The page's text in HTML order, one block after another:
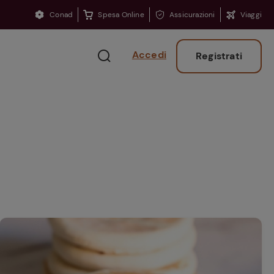
Conad Spesa Online Assicurazioni Viaggi
Accedi Registrati
Consigli per ritrovare
la concentrazione